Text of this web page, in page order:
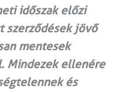
időszak előzi
szerződések jövő
mentesek
Mindezek ellenére
és